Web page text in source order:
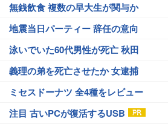
無銭飲食 複数の早大生が関与か
地震当日パーティー 辞任の意向
泳いでいた60代男性が死亡 秋田
義理の弟を死亡させたか 女逮捕
ミセスドーナツ 全4種をレビュー
注目 古いPCが復活するUSB